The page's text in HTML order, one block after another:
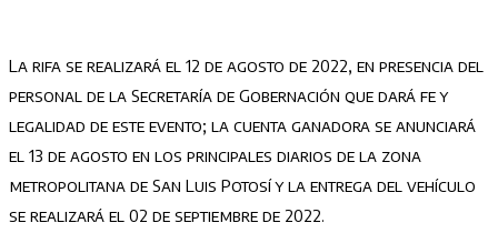
La rifa se realizará el 12 de agosto de 2022, en presencia del
personal de la Secretaría de Gobernación que dará fe y
legalidad de este evento; la cuenta ganadora se anunciará
el 13 de agosto en los principales diarios de la zona
metropolitana de San Luis Potosí y la entrega del vehículo
se realizará el 02 de septiembre de 2022.